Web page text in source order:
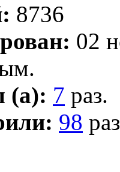
8736
02
(а): 7 раз.
98